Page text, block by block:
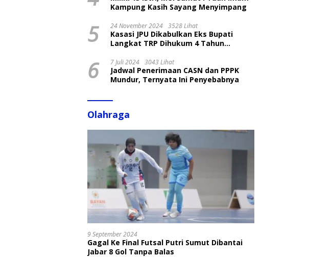
Kampung Kasih Sayang Menyimpang
5 24 November 2024 3528 Lihat
Kasasi JPU Dikabulkan Eks Bupati
Langkat TRP Dihukum 4 Tahun
6 7 Juli 2024 3043 Lihat
Jadwal Penerimaan CASN dan PPPK
Mundur, Ternyata Ini Penyebabnya
Olahraga
9 September 2024
Gagal Ke Final Futsal Putri Sumut Dibantai
Jabar 8 Gol Tanpa Balas